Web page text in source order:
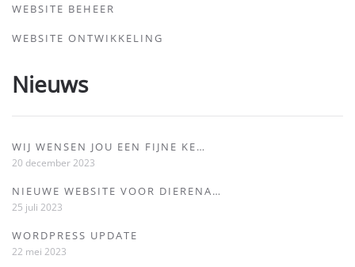
WEBSITE BEHEER
WEBSITE ONTWIKKELING
Nieuws
WIJ WENSEN JOU EEN FIJNE KE…
20 december 2023
NIEUWE WEBSITE VOOR DIERENA…
25 juli 2023
WORDPRESS UPDATE
22 mei 2023